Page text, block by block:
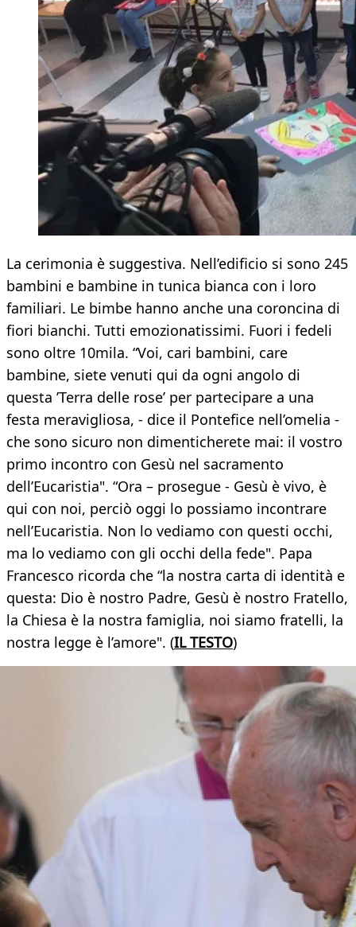
La cerimonia è suggestiva. Nell’edificio si sono 245
bambini e bambine in tunica bianca con i loro
familiari. Le bimbe hanno anche una coroncina di
fiori bianchi. Tutti emozionatissimi. Fuori i fedeli
sono oltre 10mila. “Voi, cari bambini, care
bambine, siete venuti qui da ogni angolo di
questa ’Terra delle rose’ per partecipare a una
festa meravigliosa, - dice il Pontefice nell’omelia -
che sono sicuro non dimenticherete mai: il vostro
primo incontro con Gesù nel sacramento
dell’Eucaristia". “Ora – prosegue - Gesù è vivo, è
qui con noi, perciò oggi lo possiamo incontrare
nell’Eucaristia. Non lo vediamo con questi occhi,
ma lo vediamo con gli occhi della fede". Papa
Francesco ricorda che “la nostra carta di identità e
questa: Dio è nostro Padre, Gesù è nostro Fratello,
la Chiesa è la nostra famiglia, noi siamo fratelli, la
nostra legge è l’amore". (IL TESTO)